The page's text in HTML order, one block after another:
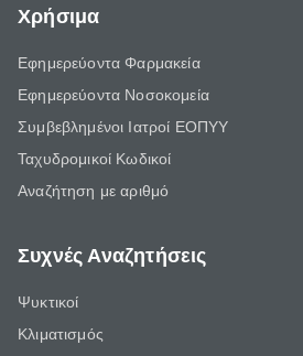
Χρήσιμα
Εφημερεύοντα Φαρμακεία
Εφημερεύοντα Νοσοκομεία
Συμβεβλημένοι Ιατροί ΕΟΠΥΥ
Ταχυδρομικοί Κωδικοί
Αναζήτηση με αριθμό
Συχνές Αναζητήσεις
Ψυκτικοί
Κλιματισμός